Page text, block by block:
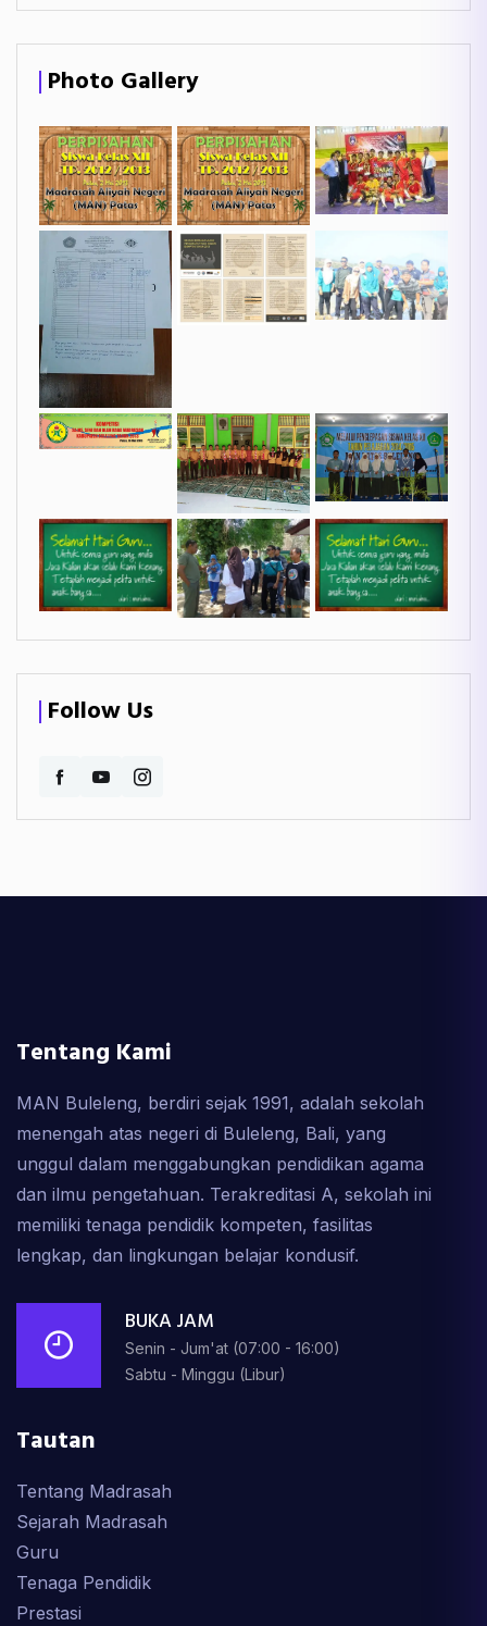
Photo Gallery
Follow Us
Tentang Kami
MAN Buleleng, berdiri sejak 1991, adalah sekolah
menengah atas negeri di Buleleng, Bali, yang
unggul dalam menggabungkan pendidikan agama
dan ilmu pengetahuan. Terakreditasi A, sekolah ini
memiliki tenaga pendidik kompeten, fasilitas
lengkap, dan lingkungan belajar kondusif.
BUKA JAM
Senin - Jum'at (07:00 - 16:00)
Sabtu - Minggu (Libur)
Tautan
Tentang Madrasah
Sejarah Madrasah
Guru
Tenaga Pendidik
Prestasi